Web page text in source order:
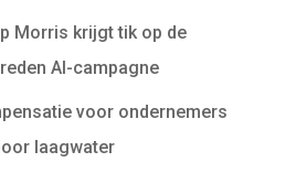
Morris krijgt tik op de
AI-campagne
voor ondernemers
laagwater